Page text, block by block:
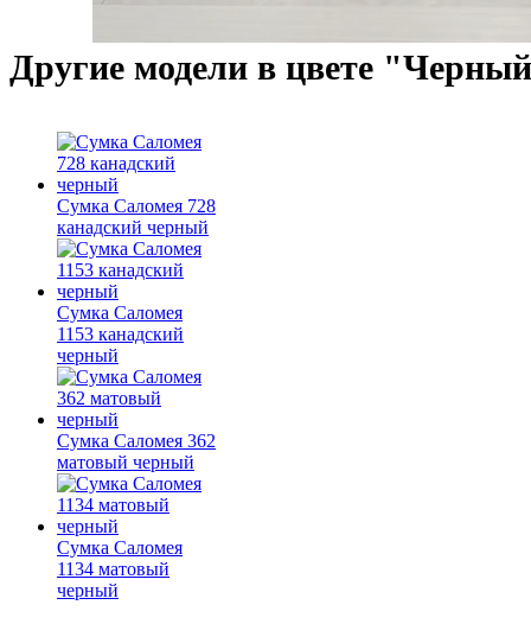
Другие модели в цвете
Сумка Саломея 728
канадский черный
Сумка Саломея
1153 канадский
черный
Сумка Саломея 362
матовый черный
Сумка Саломея
1134 матовый
черный